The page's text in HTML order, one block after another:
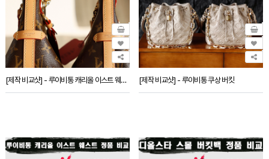
[제작 비교샷] - 루이비통 캐리올 이스트 웨스트 [제작 비교샷] - 루이비통 쿠상 버킷